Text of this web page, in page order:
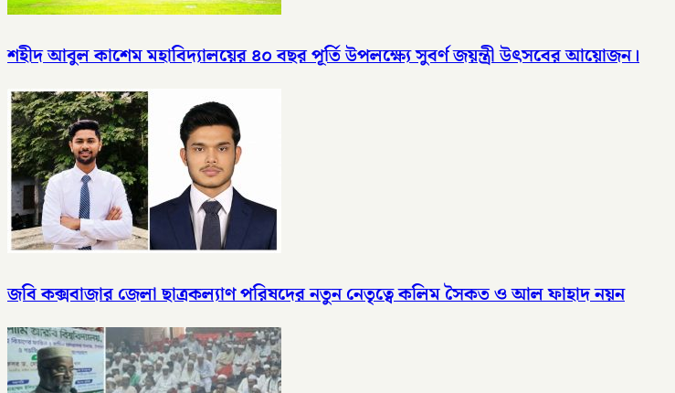
শহীদ আবুল কাশেম মহাবিদ্যালয়ের ৪০ বছর পূর্তি উপলক্ষ্যে সুবর্ণ জয়ন্ত্রী উৎসবের আয়োজন।
জবি কক্সবাজার জেলা ছাত্রকল্যাণ পরিষদের নতুন নেতৃত্বে কলিম সৈকত ও আল ফাহাদ নয়ন